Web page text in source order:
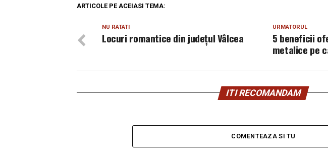
ARTICOLE PE ACEIASI TEMA:
URMATORUL
5 beneficii
metalice pe
NU RATATI
Locuri romantice din judeţul Vâlcea
ITI RECOMANDAM
COMENTEAZA SI TU